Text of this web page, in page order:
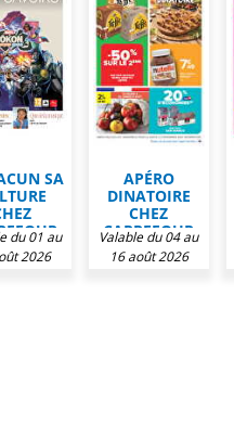
SA
du 01 au
2026
APÉRO
DINATOIRE
CHEZ
CARREFOUR
MARKET
Valable du 04 au
16 août 2026